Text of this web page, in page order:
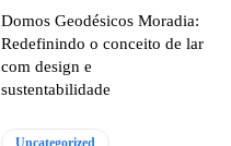
Domos Geodésicos Moradia:
Redefinindo o conceito de lar
com design e
sustentabilidade
Uncategorized